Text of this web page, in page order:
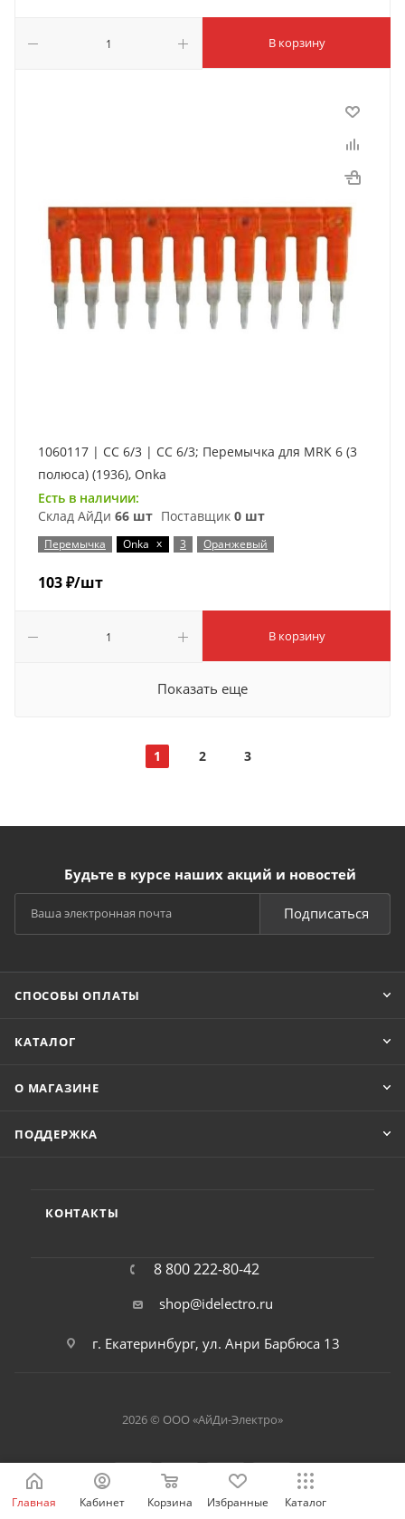
В корзину
1060117 | CC 6/3 | CC 6/3; Перемычка для MRK 6 (3
полюса) (1936), Onka
Есть в наличии:
Склад АйДи 66 шт Поставщик 0 шт
Перемычка Onka x 3 Оранжевый
103₽/шт
В корзину
Показать еще
1 2 3
Будьте в курсе наших акций и новостей
Подписаться
СПОСОБЫ ОПЛАТЫ
КАТАЛОГ
О МАГАЗИНЕ
ПОДДЕРЖКА
КОНТАКТЫ
8 800 222-80-42
shop@idelectro.ru
г. Екатеринбург, ул. Анри Барбюса 13
2026 © ООО «АйДи-Электро»
Главная Кабинет Корзина Избранные Каталог